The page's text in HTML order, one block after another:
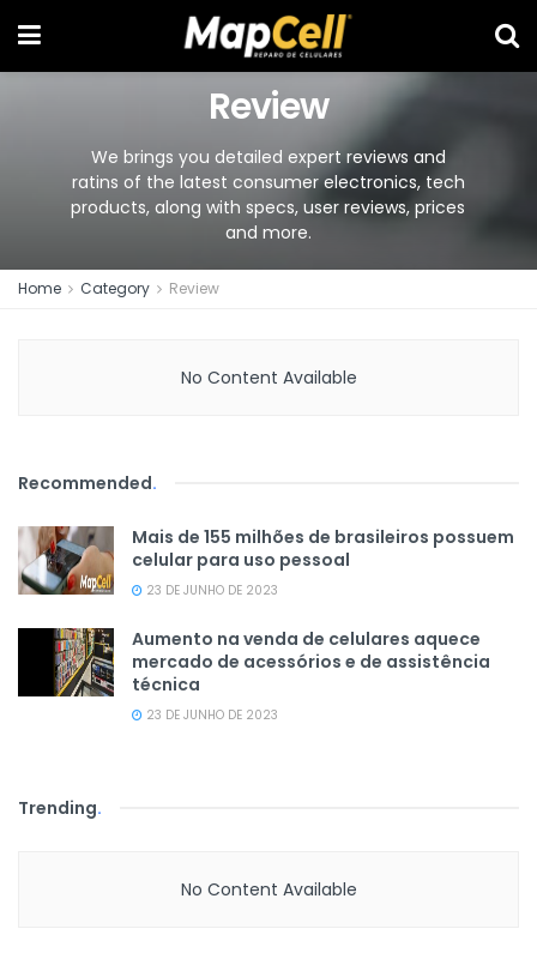
Review
We brings you detailed expert reviews and
ratins of the latest consumer electronics, tech
products, along with specs, user reviews, prices
and more.
Home Category Review
No Content Available
Recommended.
Mais de 155 milhões de brasileiros possuem
celular para uso pessoal
23 DE JUNHO DE 2023
Aumento na venda de celulares aquece
mercado de acessórios e de assistência
técnica
23 DE JUNHO DE 2023
Trending.
No Content Available